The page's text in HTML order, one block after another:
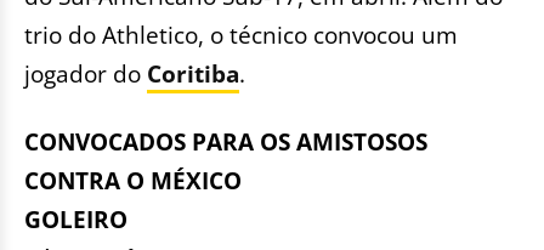
trio do Athletico, o técnico convocou um
jogador do Coritiba.
CONVOCADOS PARA OS AMISTOSOS
CONTRA O MÉXICO
GOLEIRO